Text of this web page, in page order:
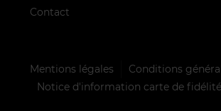
Contact
Mentions légales Conditions
Notice d'information carte de fidélité